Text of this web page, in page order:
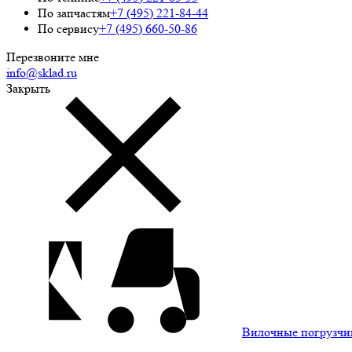
По запчастям+7 (495) 221-84-44
По сервису+7 (495) 660-50-86
Перезвоните мне
info@sklad.ru
Закрыть
Вилочные